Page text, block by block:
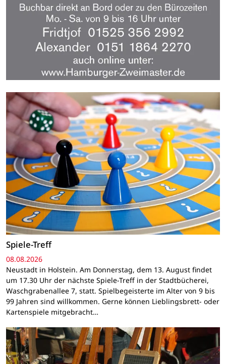
Spiele-Treff
08.08.2026
Neustadt in Holstein. Am Donnerstag, dem 13. August findet
um 17.30 Uhr der nächste Spiele-Treff in der Stadtbücherei,
Waschgrabenallee 7, statt. Spielbegeisterte im Alter von 9 bis
99 Jahren sind willkommen. Gerne können Lieblingsbrett- oder
Kartenspiele mitgebracht…